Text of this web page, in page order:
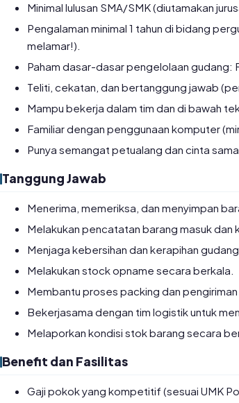
Minimal lulusan SMA/SMK (diutamakan
Pengalaman minimal 1 tahun di bidang
melamar!).
Paham dasar-dasar pengelolaan gudang:
Teliti, cekatan, dan bertanggung jawab
Mampu bekerja dalam tim dan di bawah
Familiar dengan penggunaan komputer
Punya semangat petualang dan cinta sama
Tanggung Jawab
Menerima, memeriksa, dan menyimpan
Melakukan pencatatan barang masuk dan
Menjaga kebersihan dan kerapihan gudang.
Melakukan stock opname secara berkala.
Membantu proses packing dan pengiriman
Bekerjasama dengan tim logistik untuk
Melaporkan kondisi stok barang secara
Benefit dan Fasilitas
Gaji pokok yang kompetitif (sesuai UMK